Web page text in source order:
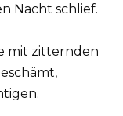
Nacht schlief.
mit zitternden